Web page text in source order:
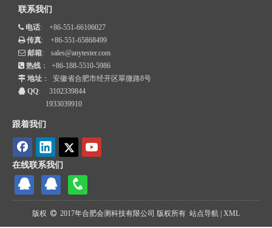
联系我们
 电话: +86-551-66106027
 传真: +86-551-65868499
 邮箱: sales@anytester.com
 热线 ： +86-188-5510-5986
 地址 ： 安徽省合肥市经开区翠微路8号
 QQ: 3102339844
1933039910
跟着我们
在线联系我们
版权  2017年合肥会测科技有限公司 版权所有 站点导航 | XML